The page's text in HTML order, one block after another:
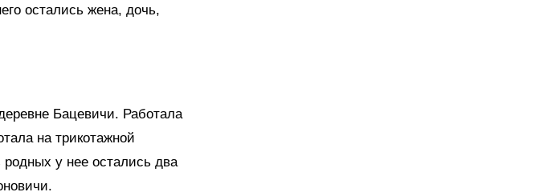
остались жена, дочь,
Бацевичи. Работала
на трикотажной
у нее остались два